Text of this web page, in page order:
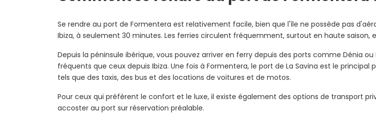
Se rendre au port de Formentera est relativement facile, bien que l'île ne possède pas
Ibiza, à seulement 30 minutes. Les ferries circulent fréquemment, surtout en haute saison,
Depuis la péninsule ibérique, vous pouvez arriver en ferry depuis des ports comme Dénia
fréquents que ceux depuis Ibiza. Une fois à Formentera, le port de La Savina est le
tels que des taxis, des bus et des locations de voitures et de motos.
Pour ceux qui préfèrent le confort et le luxe, il existe également des options de transport
accoster au port sur réservation préalable.